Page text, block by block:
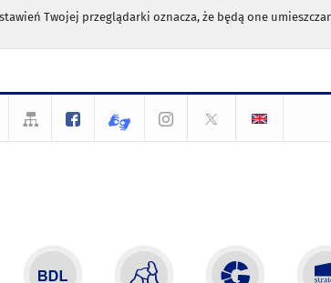
Twojej przeglądarki oznacza, że będą one